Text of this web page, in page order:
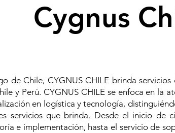
Cygnus
de Chile, CYGNUS CHILE brinda
y Perú. CYGNUS CHILE se enfoca en la
en logística y tecnología,
servicios que brinda. Desde el inicio de
e implementación, hasta el servicio de